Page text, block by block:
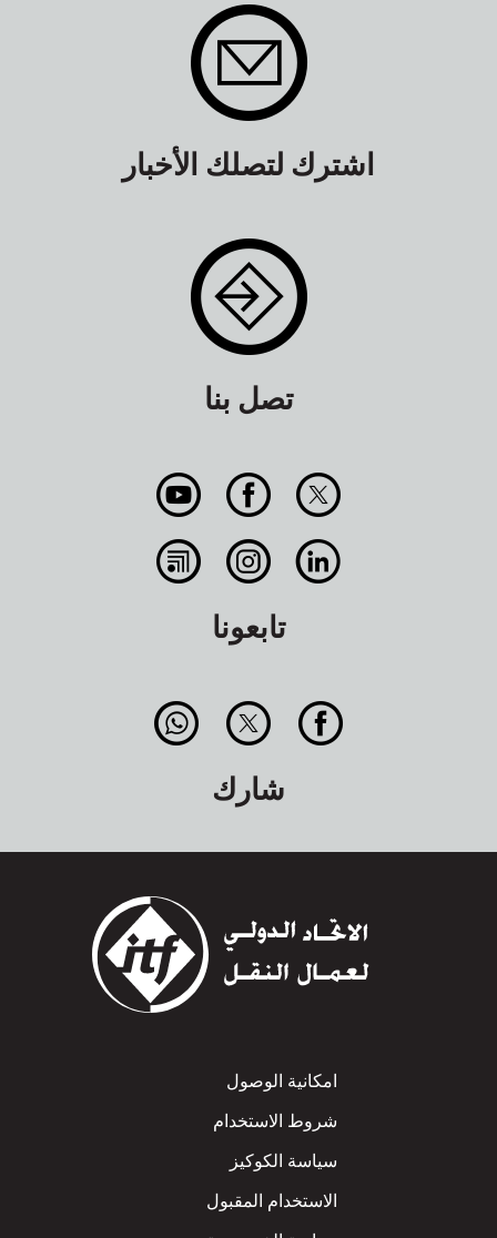
اشترك لتصلك الأخبار
تصل بنا
تابعونا
شارك
Footer
امكانية الوصول
شروط الاستخدام
سياسة الكوكيز
الاستخدام المقبول